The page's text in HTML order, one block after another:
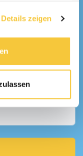
Details zeigen